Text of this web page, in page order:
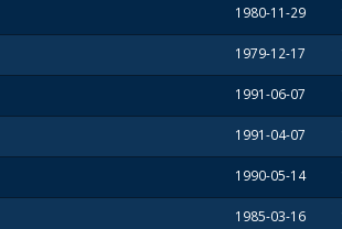
1980-11-29
1979-12-17
1991-06-07
1991-04-07
1990-05-14
1985-03-16